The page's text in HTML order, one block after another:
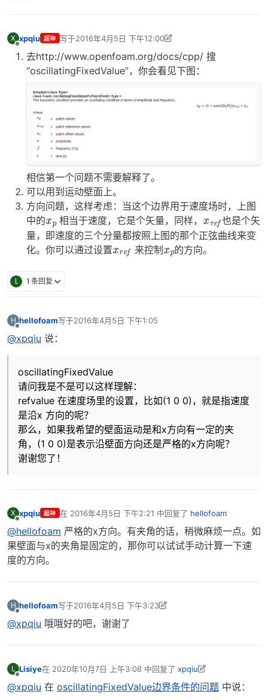
X
离线
xpqiu 超神 写于2016年4月5日 下午12:00
最后由 xpqiu 编辑 2016年4月5日 下午8:00
去http://www.openfoam.org/docs/cpp/ 搜
“oscillatingFixedValue”，你会看见下图：
相信第一个问题不需要解释了。
可以用到运动壁面上。
方向问题，这样考虑：当这个边界用于速度场时，上图
中的
x
p
相当于速度，它是个矢量，同样，
xre
f
也是个矢
量，即速度的三个分量都按照上图的那个正弦曲线来变
化。你可以通过设置
xre
f
来控制
x
p
的方向。
L 1 条回复
H hellofoam写于2016年4月5日 下午1:05
最后由 编辑
@xpqiu 说：
oscillatingFixedValue
请问我是不是可以这样理解：
refvalue 在速度场里的设置，比如(1 0 0)，就是指速度
是沿x 方向的呢？
那么，如果我希望的壁面运动是和x方向有一定的夹
角，(1 0 0)是表示沿壁面方向还是严格的x方向呢？
谢谢您了！
X xpqiu 超神 在 2016年4月5日 下午2:21 中回复了 hellofoam
最后由 编辑
@hellofoam 严格的x方向。有夹角的话，稍微麻烦一点。如
果壁面与x的夹角是固定的，那你可以试试手动计算一下速
度的方向。
H hellofoam写于2016年4月5日 下午3:23
最后由 hellofoam 编辑 2016年4月5日 下午11:24
@xpqiu 哦哦好的吧，谢谢了
L Lisiye在 2020年10月7日 上午3:08 中回复了 xpqiu
最后由 李东岳 编辑2020年10月10日 下午4:39
@xpqiu 在 oscillatingFixedValue边界条件的问题 中说：